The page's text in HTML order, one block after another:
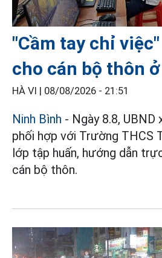
"Cầm tay chỉ
cho cán bộ thôn
HÀ VI | 08/08/2026 - 21:51
Ninh Bình - Ngày 8.8, UBND
phối hợp với Trường THCS
lớp tập huấn, hướng dẫn
cán bộ thôn.